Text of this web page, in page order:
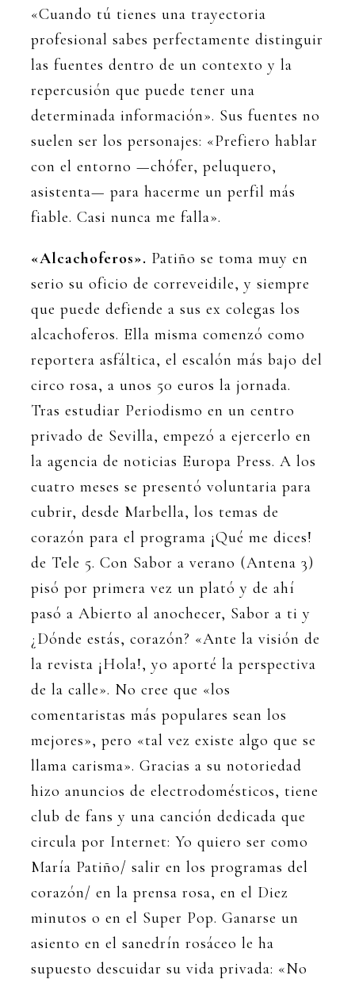
«Cuando tú tienes una trayectoria
profesional sabes perfectamente distinguir
las fuentes dentro de un contexto y la
repercusión que puede tener una
determinada información». Sus fuentes no
suelen ser los personajes: «Prefiero hablar
con el entorno —chófer, peluquero,
asistenta— para hacerme un perfil más
fiable. Casi nunca me falla».
«Alcachoferos». Patiño se toma muy en
serio su oficio de correveidile, y siempre
que puede defiende a sus ex colegas los
alcachoferos. Ella misma comenzó como
reportera asfáltica, el escalón más bajo del
circo rosa, a unos 50 euros la jornada.
Tras estudiar Periodismo en un centro
privado de Sevilla, empezó a ejercerlo en
la agencia de noticias Europa Press. A los
cuatro meses se presentó voluntaria para
cubrir, desde Marbella, los temas de
corazón para el programa ¡Qué me dices!
de Tele 5. Con Sabor a verano (Antena 3)
pisó por primera vez un plató y de ahí
pasó a Abierto al anochecer, Sabor a ti y
¿Dónde estás, corazón? «Ante la visión de
la revista ¡Hola!, yo aporté la perspectiva
de la calle». No cree que «los
comentaristas más populares sean los
mejores», pero «tal vez existe algo que se
llama carisma». Gracias a su notoriedad
hizo anuncios de electrodomésticos, tiene
club de fans y una canción dedicada que
circula por Internet: Yo quiero ser como
María Patiño/ salir en los programas del
corazón/ en la prensa rosa, en el Diez
minutos o en el Super Pop. Ganarse un
asiento en el sanedrín rosáceo le ha
supuesto descuidar su vida privada: «No